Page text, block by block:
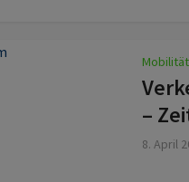
Mobilität
–
8. April